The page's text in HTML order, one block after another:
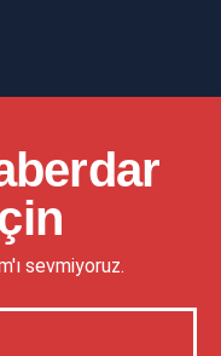
sevmiyoruz.